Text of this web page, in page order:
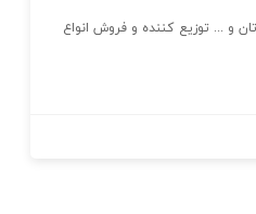
و ... توزیع کننده و فروش انواع